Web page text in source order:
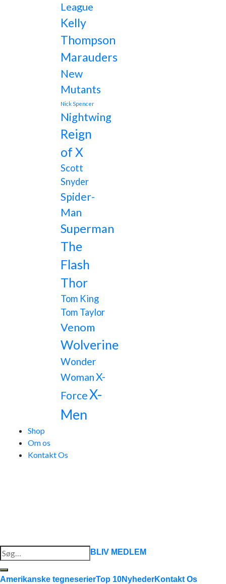
League
Kelly
Thompson
Marauders
New
Mutants
Nick Spencer
Nightwing
Reign
of X
Scott
Snyder
Spider-
Man
Superman
The
Flash
Thor
Tom King
Tom Taylor
Venom
Wolverine
Wonder
WomanX-
ForceX-
Men
Shop
Om os
Kontakt Os
Søg
efter:
BLIV MEDLEM
Amerikanske tegneserierTop 10NyhederKontakt Os